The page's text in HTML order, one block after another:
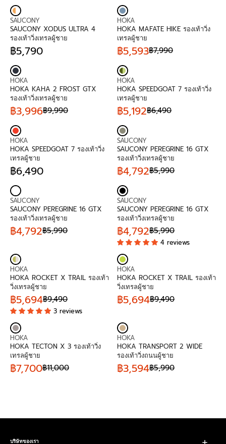
0
0
C
E
฿
5
,
7
0
C
E
฿
5
,
9
0
:G
U
L
A
R
P
I
C
E
฿
5
,
9
0
:G
U
L
A
R
P
I
C
E
฿
5
,
9
0
V
E
N
D
O
:
SAUCONY
SAUCONY XODUS ULTRA 4
รองเท้าวิ่งเทรลผู้ชาย
R
G
U
L
A
R
P
I
C
E
฿
5
,
9
0
฿5,790
V
E
N
D
O
:
HOKA
HOKA MAFATE HIKE รองเท้าวิ่ง
เทรลผู้ชาย
R
G
U
L
A
R
P
I
C
E
฿
7
,
9
0
,
N
O
W
O
S
A
L
E
F
O
5
,
5
9
3
฿5,593฿7,990
V
E
N
D
O
:
HOKA
HOKA KAHA 2 FROST GTX
รองเท้าวิ่งเทรลผู้ชาย
R
G
U
L
A
R
P
I
C
E
฿
9
,
0
,
N
O
W
O
N
A
L
E
F
O
R
฿3,996฿9,990
V
E
N
D
O
:
HOKA
HOKA SPEEDGOAT 7 รองเท้าวิ่ง
เทรลผู้ชาย
R
G
U
L
A
R
P
I
C
E
฿
6
,
4
0
,
N
O
W
O
A
L
E
F
O
R
฿5,192฿6,490
V
E
N
D
O
:
HOKA
HOKA SPEEDGOAT 7 รองเท้าวิ่ง
เทรลผู้ชาย
R
G
U
L
A
R
P
C
E
฿
6
,
4
9
฿6,490
V
E
N
D
O
:
SAUCONY
SAUCONY PEREGRINE 16 GTX
รองเท้าวิ่งเทรลผู้ชาย
R
G
U
L
A
R
P
R
C
E
฿
5
,
9
,
N
O
W
O
N
฿4,792฿5,990
V
E
N
D
O
SAUCONY
SAUCONY PEREGRINE 16 GTX
รองเท้าวิ่งเทรลผู้ชาย
R
U
L
A
R
P
R
I
E
฿
5
,
9
9
S
฿4,792฿5,990
V
E
N
D
O
R
SAUCONY
SAUCONY PEREGRINE 16 GTX
รองเท้าวิ่งเทรลผู้ชาย
R
E
U
L
A
R
P
R
E
฿
5
,
9
9
฿4,792฿5,990
4 reviews
V
E
N
D
O
R
HOKA
HOKA ROCKET X TRAIL รองเท้า
วิ่งเทรลผู้ชาย
R
E
U
L
A
R
P
R
9
฿5,694฿9,490
3 reviews
V
E
N
D
O
HOKA
HOKA ROCKET X TRAIL รองเท้า
วิ่งเทรลผู้ชาย
R
U
L
A
R
P
R
฿5,694฿9,490
V
E
N
D
O
HOKA
HOKA TECTON X 3 รองเท้าวิ่ง
เทรลผู้ชาย
R
R
฿7,700฿11,000
V
E
N
D
O
HOKA
HOKA TRANSPORT 2 WIDE
รองเท้าวิ่งถนนผู้ชาย
R
฿3,594฿5,990
บริษัทของเรา